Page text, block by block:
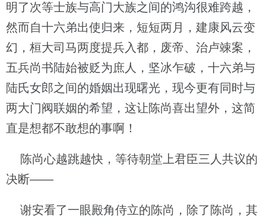
明了次等士族与高门大族之间的鸿沟很难跨越，
然而自十六弟出使归来，短短两月，建康风云变
幻，桓大司马两度提兵入都，废帝、治卢竦案，
五兵尚书陆始被贬为庶人，坚冰乍破，十六弟与
陆氏女郎之间的婚姻出现曙光，现今更有同时与
两大门阀联姻的希望，这让陈尚喜出望外，这简
直是想都不敢想的事啊！
陈尚心越跳越快，等待朝堂上君臣三人共议的
决断——
谢安看了一眼殿角侍立的陈尚，除了陈尚，其